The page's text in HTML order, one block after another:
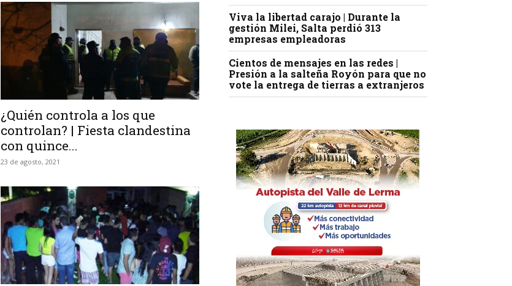
¿Quién controla a los que
controlan? | Fiesta clandestina
con quince...
23 de agosto, 2021
Viva la libertad carajo | Durante la
gestión Milei, Salta perdió 313
empresas empleadoras
Cientos de mensajes en las redes |
Presión a la salteña Royón para que no
vote la entrega de tierras a extranjeros